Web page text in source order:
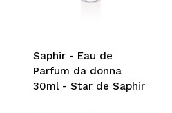
Saphir - Eau de
Parfum da donna
30ml - Star de Saphir